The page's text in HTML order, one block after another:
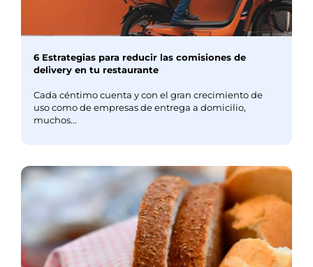
6 Estrategias para reducir las comisiones de
delivery en tu restaurante
Cada céntimo cuenta y con el gran crecimiento de
uso como de empresas de entrega a domicilio,
muchos...